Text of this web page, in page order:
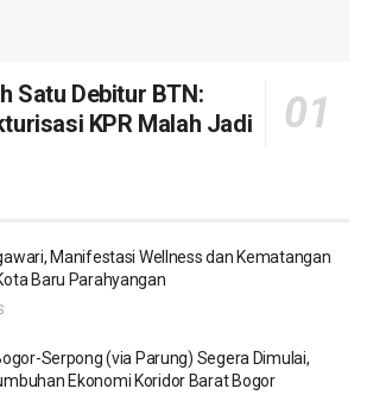
Satu Debitur BTN:
KPR Malah Jadi
Manifestasi Wellness dan Kematangan
Baru Parahyangan
Serpong (via Parung) Segera Dimulai,
Ekonomi Koridor Barat Bogor